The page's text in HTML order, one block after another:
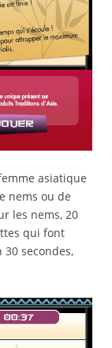
asiatique
nems ou de
les nems, 20
qui font
secondes,